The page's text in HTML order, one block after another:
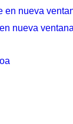
en nueva
nueva